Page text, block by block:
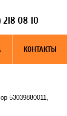
КОНТАКТЫ
218 08 10
53039880011,